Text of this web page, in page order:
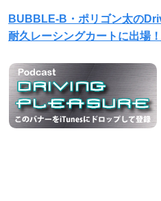
BUBBLE-B・ポリゴン太の
耐久レーシングカートに出場！